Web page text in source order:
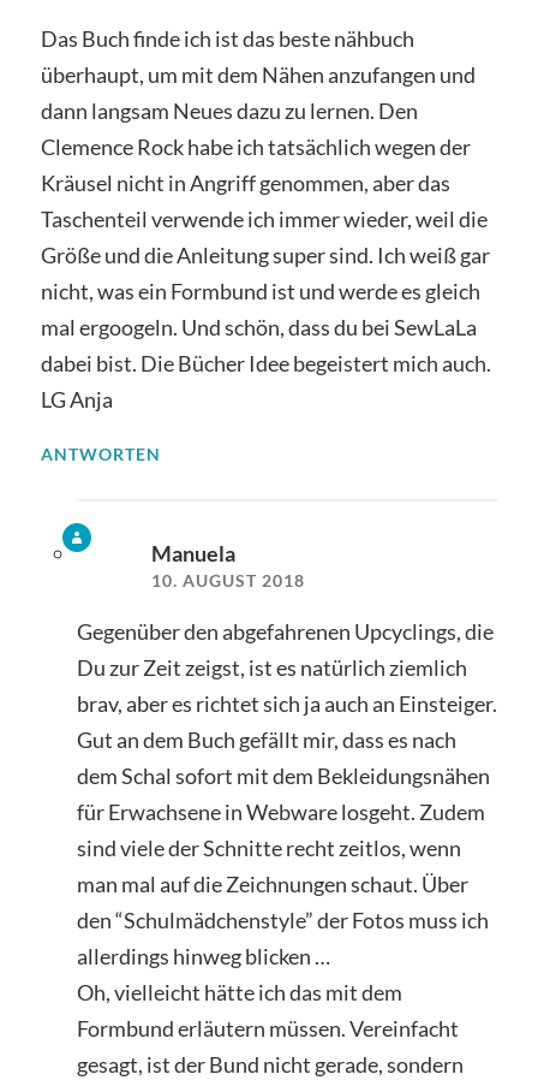
Das Buch finde ich ist das beste nähbuch
überhaupt, um mit dem Nähen anzufangen und
dann langsam Neues dazu zu lernen. Den
Clemence Rock habe ich tatsächlich wegen der
Kräusel nicht in Angriff genommen, aber das
Taschenteil verwende ich immer wieder, weil die
Größe und die Anleitung super sind. Ich weiß gar
nicht, was ein Formbund ist und werde es gleich
mal ergoogeln. Und schön, dass du bei SewLaLa
dabei bist. Die Bücher Idee begeistert mich auch.
LG Anja
ANTWORTEN
Manuela
10. AUGUST 2018
Gegenüber den abgefahrenen Upcyclings, die
Du zur Zeit zeigst, ist es natürlich ziemlich
brav, aber es richtet sich ja auch an Einsteiger.
Gut an dem Buch gefällt mir, dass es nach
dem Schal sofort mit dem Bekleidungsnähen
für Erwachsene in Webware losgeht. Zudem
sind viele der Schnitte recht zeitlos, wenn
man mal auf die Zeichnungen schaut. Über
den “Schulmädchenstyle” der Fotos muss ich
allerdings hinweg blicken …
Oh, vielleicht hätte ich das mit dem
Formbund erläutern müssen. Vereinfacht
gesagt, ist der Bund nicht gerade, sondern